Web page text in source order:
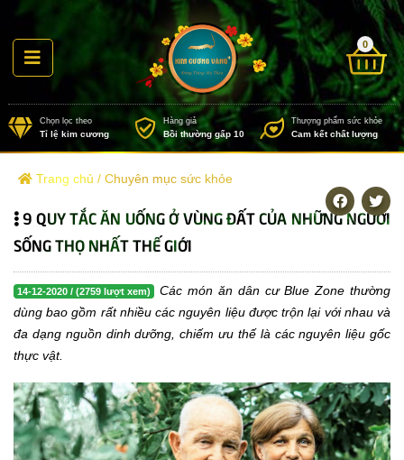
Chọn lọc theo Hàng giả Thượng
0
Trang chủ / Chuyên mục sức khỏe
9 QUY TẮC ĂN UỐNG Ở VÙNG ĐẤT CỦA NHỮNG NGƯỜI
SỐNG THỌ NHẤT THẾ GIỚI
14-12-2020 / (2759 lượt xem)
Các món ăn dân cư Blue Zone thường
dùng bao gồm rất nhiều các nguyên liệu được trộn lại với nhau và
đa dạng nguồn dinh dưỡng, chiếm ưu thế là các nguyên liệu gốc
thực vật.